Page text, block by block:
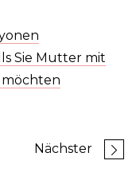
Sie Mutter mit
Nächster